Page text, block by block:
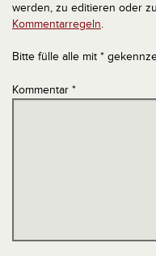
werden, zu editieren oder
Kommentarregeln.
Bitte fülle alle mit *
Kommentar *